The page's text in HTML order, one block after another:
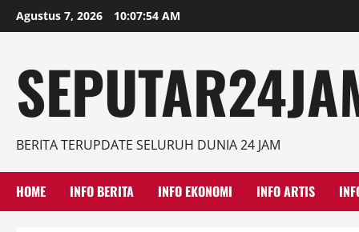
Skip
to
Agustus 7, 2026 10:07:55 AM
BERITA TERUPDATE SELURUH DUNIA 24 JAM
HOME INFO BERITA INFO EKONOMI INFO ARTIS